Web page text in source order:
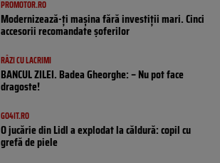
PROMOTOR.RO
Modernizează-ți mașina fără investiții mari. Cinci
accesorii recomandate șoferilor
RÂZI CU LACRIMI
BANCUL ZILEI. Badea Gheorghe: – Nu pot face
dragoste!
GO4IT.RO
O jucărie din Lidl a explodat la căldură: copil cu
grefă de piele